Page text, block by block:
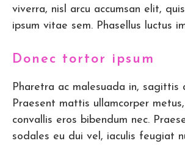
viverra, nisl arcu accumsan elit,
ipsum vitae sem. Phasellus luctus
Donec tortor ipsum
Pharetra ac malesuada in, sagittis
Praesent mattis ullamcorper
convallis eros bibendum nec.
sodales eu dui vel, iaculis feugiat